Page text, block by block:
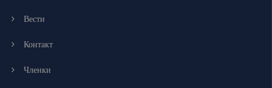
Вести
Контакт
Членки